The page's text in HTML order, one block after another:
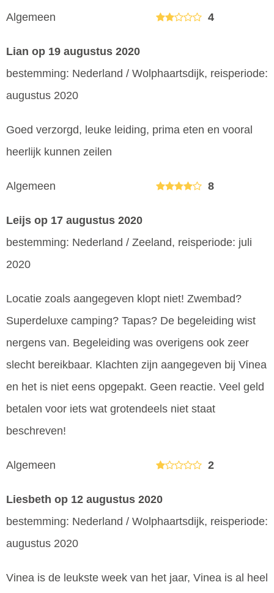
Algemeen 4
Lian op 19 augustus 2020
bestemming: Nederland / Wolphaartsdijk, reisperiode:
augustus 2020
Goed verzorgd, leuke leiding, prima eten en vooral
heerlijk kunnen zeilen
Algemeen 8
Leijs op 17 augustus 2020
bestemming: Nederland / Zeeland, reisperiode: juli
2020
Locatie zoals aangegeven klopt niet! Zwembad?
Superdeluxe camping? Tapas? De begeleiding wist
nergens van. Begeleiding was overigens ook zeer
slecht bereikbaar. Klachten zijn aangegeven bij Vinea
en het is niet eens opgepakt. Geen reactie. Veel geld
betalen voor iets wat grotendeels niet staat
beschreven!
Algemeen 2
Liesbeth op 12 augustus 2020
bestemming: Nederland / Wolphaartsdijk, reisperiode:
augustus 2020
Vinea is de leukste week van het jaar, Vinea is al heel